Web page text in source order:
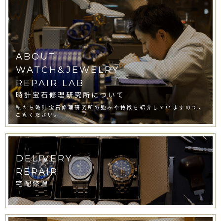
ABOUT
WATCH&JEWELRY
REPAIR LAB
時計宝石修理研究所について
私たち時計宝石修理研究所の強みや特徴を紹介していますので、
ご覧ください。
DELIVERY
REPAIR
宅配修理